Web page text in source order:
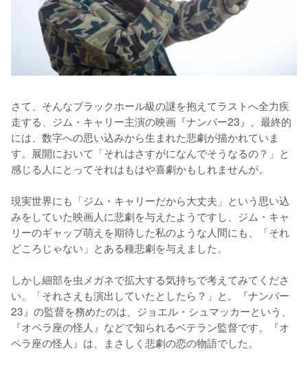
さて、そんなブラックホール級の謎を抱えてラストへ全力疾
走する、ジム・キャリー主演の映画『ナンバー23』。最終的
には、数字への思い込みから生まれた悲劇が描かれていま
す。展開において「それはさすがになんでそうなるの？」と
感じる人にとってそれはもはや喜劇かもしれませんが。
現実世界にも「ジム・キャリーだから大丈夫」という思い込
みをしていた映画人に悲劇を与えたようですし、ジム・キャ
リーのギャップ萌えを期待した私のような人間にも、「それ
どころじゃない」とある種悲劇を与えました。
しかし細部を虫メガネで拡大する気持ちで考えてみてくださ
い。「それさえも演出していたとしたら？」と。『ナンバー
23』の監督を務めたのは、ジョエル・シュマッカーという、
『オペラ座の怪人』などで知られるベテラン監督です。『オ
ペラ座の怪人』は、まさしく悲劇の恋の物語でした。